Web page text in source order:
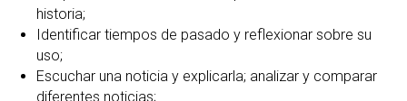
historia;
Identificar tiempos de pasado y reflexionar sobre su
uso;
Escuchar una noticia y explicarla; analizar y comparar
diferentes noticias;